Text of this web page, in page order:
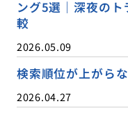
ング5選｜深夜の
較
2026.05.09
検索順位が上がら
2026.04.27